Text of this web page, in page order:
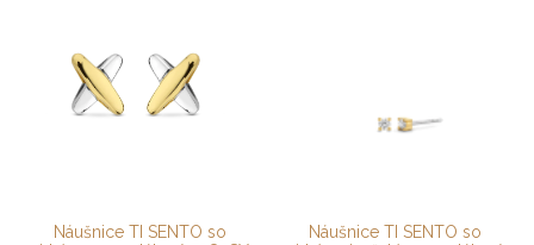
Náušnice TI SENTO so
Náušnice TI SENTO so